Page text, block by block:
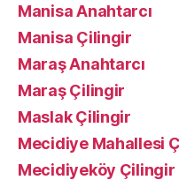
Manisa Anahtarcı
Manisa Çilingir
Maraş Anahtarcı
Maraş Çilingir
Maslak Çilingir
Mecidiye Mahallesi
Mecidiyeköy Çilingir